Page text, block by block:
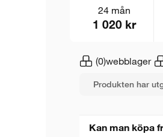
(0)webblager
24 mån
1 020 kr
Produkten har
Kan man köpa